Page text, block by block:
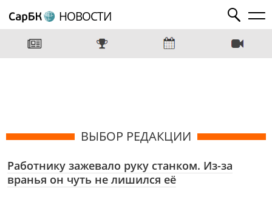
НОВОСТИ
ВЫБОР РЕДАКЦИИ
Работнику зажевало руку станком. Из-за
вранья он чуть не лишился её